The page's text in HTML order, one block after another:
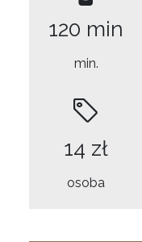
120 min
min.
14 zł
osoba